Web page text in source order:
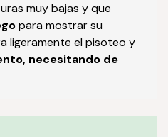
muy bajas y que
para mostrar su
ligeramente el pisoteo y
necesitando de